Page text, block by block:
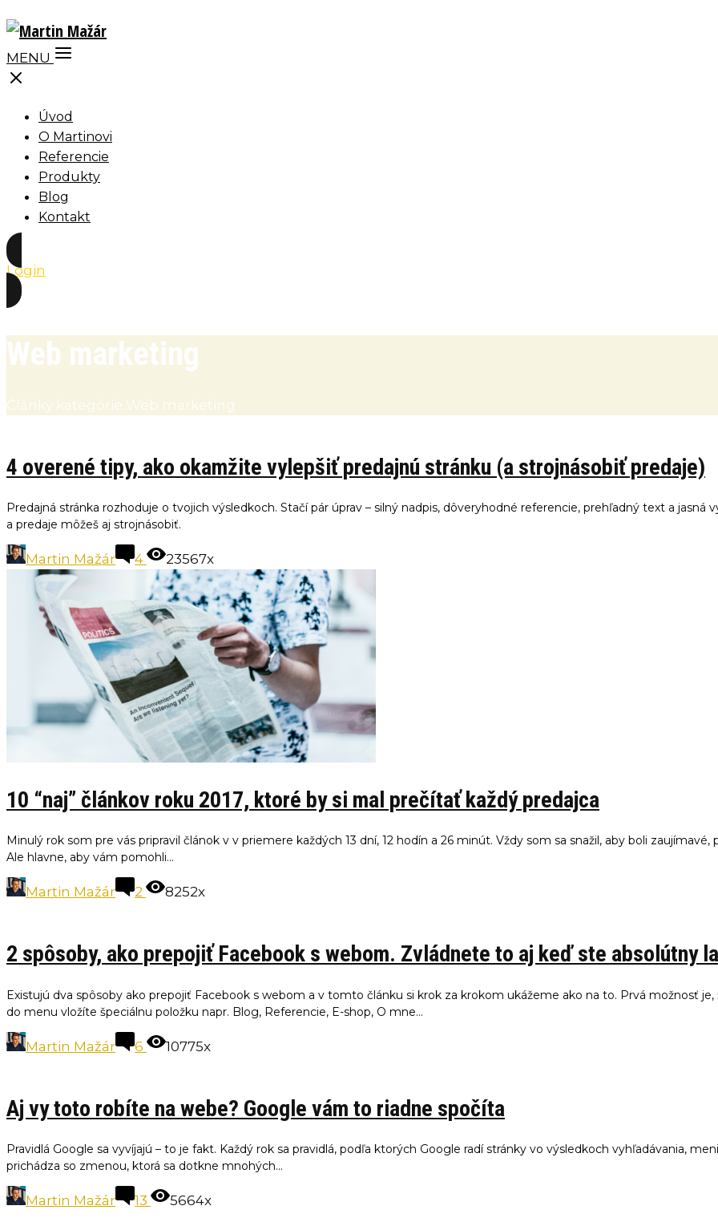
MENU
Úvod
O Martinovi
Referencie
Produkty
Blog
Kontakt
Login
Web marketing
Články kategórie Web marketing
4 overené tipy, ako okamžite vylepšiť predajnú stránku (a strojnásobiť predaje)
Predajná stránka rozhoduje o tvojich výsledkoch. Stačí pár úprav – silný nadpis, dôveryhodné referencie, prehľadný text a jasná
a predaje môžeš aj strojnásobiť.
Martin Mažár 4 23567x
10 “naj” článkov roku 2017, ktoré by si mal prečítať každý predajca
Minulý rok som pre vás pripravil článok v v priemere každých 13 dní, 12 hodín a 26 minút. Vždy som sa snažil, aby boli zaujímavé,
Ale hlavne, aby vám pomohli...
Martin Mažár 2 8252x
2 spôsoby, ako prepojiť Facebook s webom. Zvládnete to aj keď ste absolútny
Existujú dva spôsoby ako prepojiť Facebook s webom a v tomto článku si krok za krokom ukážeme ako na to. Prvá možnosť je,
do menu vložíte špeciálnu položku napr. Blog, Referencie, E-shop, O mne...
Martin Mažár 6 10775x
Aj vy toto robíte na webe? Google vám to riadne spočíta
Pravidlá Google sa vyvíjajú – to je fakt. Každý rok sa pravidlá, podľa ktorých Google radí stránky vo výsledkoch vyhľadávania,
prichádza so zmenou, ktorá sa dotkne mnohých...
Martin Mažár 13 5664x